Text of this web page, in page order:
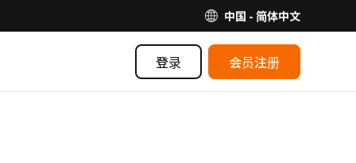
中国 - 简体中文
登录 会员注册